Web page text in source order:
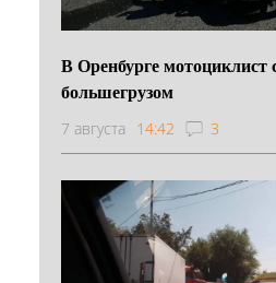
В Оренбурге мотоциклист
большегрузом
7 августа 14:42 3